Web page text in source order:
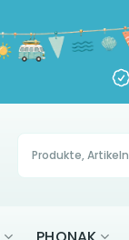
Products
search